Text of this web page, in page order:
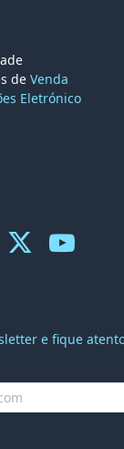
de Venda
Eletrónico
e fique